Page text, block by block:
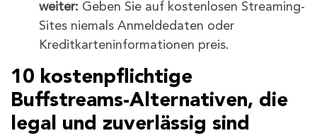
weiter: Geben Sie auf kostenlosen Streaming-
Sites niemals Anmeldedaten oder
Kreditkarteninformationen preis.
10 kostenpflichtige
Buffstreams-Alternativen, die
legal und zuverlässig sind